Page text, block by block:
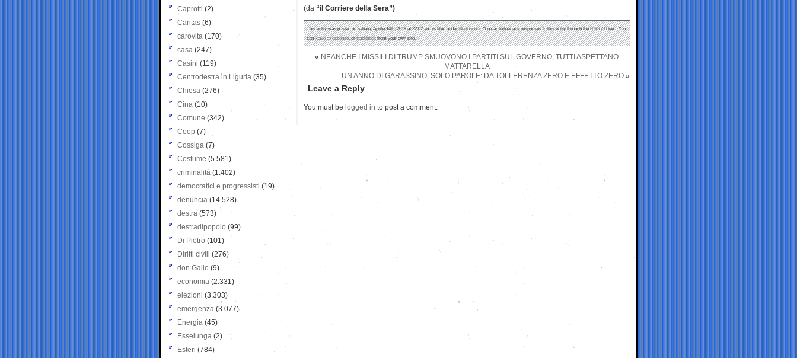
(da “il Corriere della Sera”)
This entry was posted on sabato, Aprile 14th, 2018 at 22:02 and is filed underBerlusconi. You can follow any responses to this entry through theRSS 2.0feed. You
canleave a response, ortrackbackfrom your own site.
« NEANCHE I MISSILI DI TRUMP SMUOVONO I PARTITI SUL GOVERNO, TUTTI ASPETTANO
MATTARELLA
UN ANNO DI GARASSINO, SOLO PAROLE: DA TOLLERENZA ZERO E EFFETTO ZERO »
Leave a Reply
You must be logged in to post a comment.
Caprotti (2)
Caritas (6)
carovita (170)
casa (247)
Casini (119)
Centrodestra in Liguria (35)
Chiesa (276)
Cina (10)
Comune (342)
Coop (7)
Cossiga (7)
Costume (5.581)
criminalità (1.402)
democratici e progressisti (19)
denuncia (14.528)
destra (573)
destradipopolo (99)
Di Pietro (101)
Diritti civili (276)
don Gallo (9)
economia (2.331)
elezioni (3.303)
emergenza (3.077)
Energia (45)
Esselunga (2)
Esteri (784)